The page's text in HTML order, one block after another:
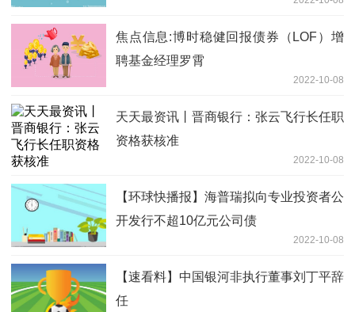
焦点信息:博时稳健回报债券（LOF）增
聘基金经理罗霄
2022-10-08
天天最资讯丨晋商银行：张云飞行长任职
资格获核准
2022-10-08
【环球快播报】海普瑞拟向专业投资者公
开发行不超10亿元公司债
2022-10-08
【速看料】中国银河非执行董事刘丁平辞
任